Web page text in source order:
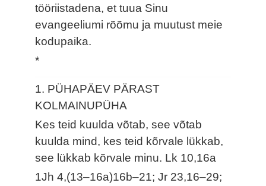
tööriistadena, et tuua Sinu
evangeeliumi rõõmu ja muutust meie
kodupaika.
*
1. PÜHAPÄEV PÄRAST
KOLMAINUPÜHA
Kes teid kuulda võtab, see võtab
kuulda mind, kes teid kõrvale lükkab,
see lükkab kõrvale minu. Lk 10,16a
1Jh 4,(13–16a)16b–21; Jr 23,16–29;